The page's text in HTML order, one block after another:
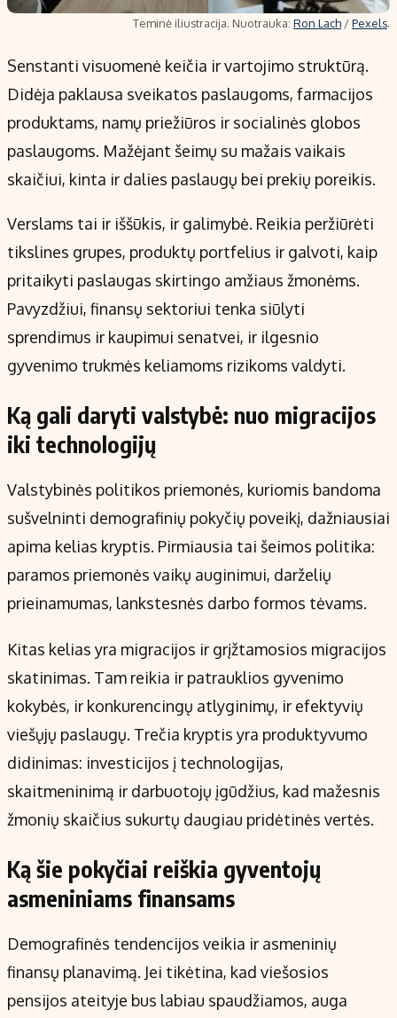
Teminė iliustracija. Nuotrauka: Ron Lach /Pexels.
Senstanti visuomenė keičia ir vartojimo struktūrą.
Didėja paklausa sveikatos paslaugoms, farmacijos
produktams, namų priežiūros ir socialinės globos
paslaugoms. Mažėjant šeimų su mažais vaikais
skaičiui, kinta ir dalies paslaugų bei prekių poreikis.
Verslams tai ir iššūkis, ir galimybė. Reikia peržiūrėti
tikslines grupes, produktų portfelius ir galvoti, kaip
pritaikyti paslaugas skirtingo amžiaus žmonėms.
Pavyzdžiui, finansų sektoriui tenka siūlyti
sprendimus ir kaupimui senatvei, ir ilgesnio
gyvenimo trukmės keliamoms rizikoms valdyti.
Ką gali daryti valstybė: nuo migracijos
iki technologijų
Valstybinės politikos priemonės, kuriomis bandoma
sušvelninti demografinių pokyčių poveikį, dažniausiai
apima kelias kryptis. Pirmiausia tai šeimos politika:
paramos priemonės vaikų auginimui, darželių
prieinamumas, lankstesnės darbo formos tėvams.
Kitas kelias yra migracijos ir grįžtamosios migracijos
skatinimas. Tam reikia ir patrauklios gyvenimo
kokybės, ir konkurencingų atlyginimų, ir efektyvių
viešųjų paslaugų. Trečia kryptis yra produktyvumo
didinimas: investicijos į technologijas,
skaitmeninimą ir darbuotojų įgūdžius, kad mažesnis
žmonių skaičius sukurtų daugiau pridėtinės vertės.
Ką šie pokyčiai reiškia gyventojų
asmeniniams finansams
Demografinės tendencijos veikia ir asmeninių
finansų planavimą. Jei tikėtina, kad viešosios
pensijos ateityje bus labiau spaudžiamos, auga